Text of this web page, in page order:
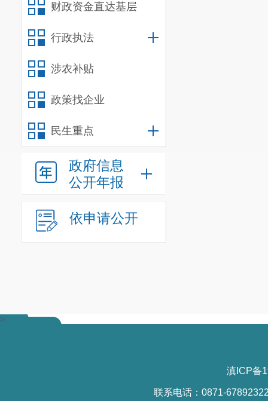
财政资金直达基层
行政执法
涉农补贴
政策找企业
民生重点
政府信息
公开年报
依申请公开
（三）
>
滇ICP备
联系电话：0871-